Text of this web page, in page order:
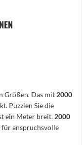
Größen. Das mit 2000
Puzzlen Sie die
ein Meter breit. 2000
für anspruchsvolle